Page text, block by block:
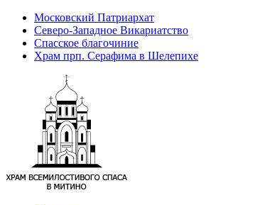
Московский Патриархат
Северо-Западное Викариатство
Спасское благочиние
Храм прп. Серафима в Шелепихе